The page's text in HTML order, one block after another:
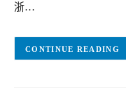
浙…
CONTINUE READING